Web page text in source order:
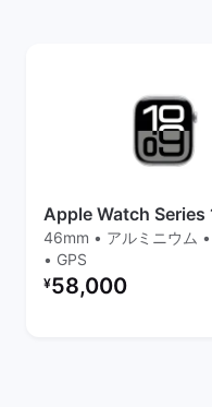
Apple Watch Series
46mm • アルミニウム
• GPS
リファービッシュ品の価
¥58,000